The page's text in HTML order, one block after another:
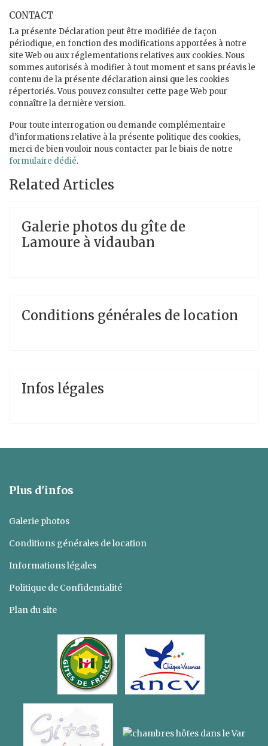
CONTACT
La présente Déclaration peut être modifiée de façon
périodique, en fonction des modifications apportées à notre
site Web ou aux réglementations relatives aux cookies. Nous
sommes autorisés à modifier à tout moment et sans préavis le
contenu de la présente déclaration ainsi que les cookies
répertoriés. Vous pouvez consulter cette page Web pour
connaître la dernière version.
Pour toute interrogation ou demande complémentaire
d’informations relative à la présente politique des cookies,
merci de bien vouloir nous contacter par le biais de notre
formulaire dédié.
Related Articles
Galerie photos du gîte de
Lamoure à vidauban
Conditions générales de location
Infos légales
Plus d'infos
Galerie photos
Conditions générales de location
Informations légales
Politique de Confidentialité
Plan du site